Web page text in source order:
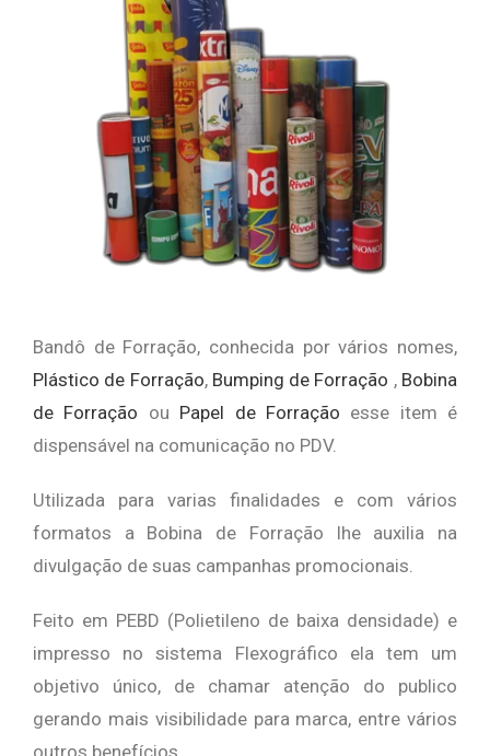
Bandô de Forração, conhecida por vários nomes,
Plástico de Forração, Bumping de Forração , Bobina
de Forração ou Papel de Forração esse item é
dispensável na comunicação no PDV.
Utilizada para varias finalidades e com vários
formatos a Bobina de Forração lhe auxilia na
divulgação de suas campanhas promocionais.
Feito em PEBD (Polietileno de baixa densidade) e
impresso no sistema Flexográfico ela tem um
objetivo único, de chamar atenção do publico
gerando mais visibilidade para marca, entre vários
outros benefícios.